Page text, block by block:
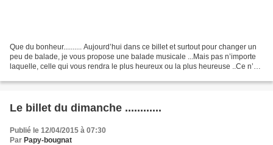
Que du bonheur.......... Aujourd’hui dans ce billet et surtout pour changer un
peu de balade, je vous propose une balade musicale ...Mais pas n’importe
laquelle, celle qui vous rendra le plus heureux ou la plus heureuse ..Ce n’ai
Le billet du dimanche ............
Publié le 12/04/2015 à 07:30
Par Papy-bougnat